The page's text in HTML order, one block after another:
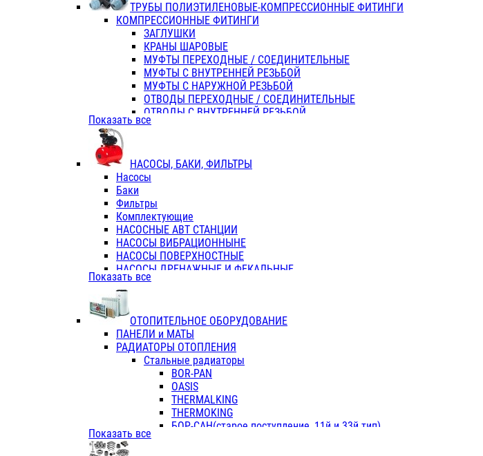
Отвертки
Хоз. инвентарь
ЭЛ. ИНСТРУМЕНТ OASIS
ТРУБЫ ПОЛИЭТИЛЕНОВЫЕ-КОМПРЕССИОННЫЕ ФИТИНГИ
КОМПРЕССИОННЫЕ ФИТИНГИ
ЗАГЛУШКИ
КРАНЫ ШАРОВЫЕ
МУФТЫ ПЕРЕХОДНЫЕ / СОЕДИНИТЕЛЬНЫЕ
МУФТЫ С ВНУТРЕННЕЙ РЕЗЬБОЙ
МУФТЫ С НАРУЖНОЙ РЕЗЬБОЙ
ОТВОДЫ ПЕРЕХОДНЫЕ / СОЕДИНИТЕЛЬНЫЕ
ОТВОДЫ С ВНУТРЕННЕЙ РЕЗЬБОЙ
ОТВОДЫ С НАРУЖНОЙ РЕЗЬБОЙ
ТРОЙНИКИ ПЕРЕХОДНЫЕ / СОЕДИНИТЕЛЬНЫЕ
ТРОЙНИКИ С ВНУТРЕННЕЙ РЕЗЬБОЙ
КОЛЬЦА РЕЗИНОВЫЕ
ТРУБЫ НАПОРНЫЕ
ТРУБЫ ГОФРИРОВАННЫЕ ДВУХСЛ.
ТРУБЫ ПОЛИЭТИЛЕНОВЫЕ
Показать все
НАСОСЫ, БАКИ, ФИЛЬТРЫ
Насосы
Баки
Фильтры
Комплектующие
НАСОСНЫЕ АВТ СТАНЦИИ
НАСОСЫ ВИБРАЦИОННЫНЕ
НАСОСЫ ПОВЕРХНОСТНЫЕ
НАСОСЫ ДРЕНАЖНЫЕ И ФЕКАЛЬНЫЕ
НАСОСЫ ПОВЫСИТ и ЦИРКУЛЯЦИОННЫЕ
НАСОСЫ СКВАЖИННЫЕ
Показать все
ОТОПИТЕЛЬНОЕ ОБОРУДОВАНИЕ
ПАНЕЛИ и МАТЫ
РАДИАТОРЫ ОТОПЛЕНИЯ
Стальные радиаторы
BOR-PAN
OASIS
THERMALKING
THERMOKING
БОР-САН(старое поступление, 11й и 33й тип)
Показать все